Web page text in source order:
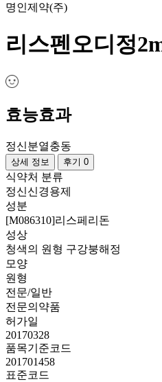
명인제약(주)
리스펜오디정
효능효과
정신분열충동
상세 정보 후기 0
식약처 분류
정신신경용제
성분
[M086310]리스페리돈
성상
청색의 원형 구강붕해정
모양
원형
전문/일반
전문의약품
허가일
20170328
품목기준코드
201701458
표준코드